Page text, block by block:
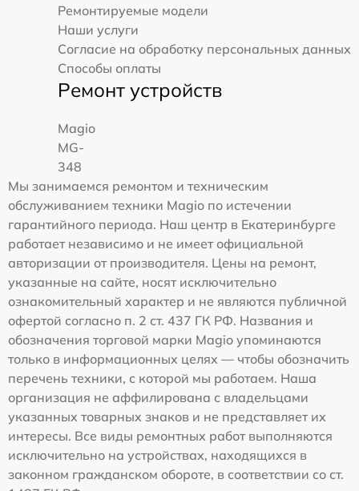
Ремонтируемые модели
Наши услуги
Согласие на обработку персональных данных
Способы оплаты
Ремонт устройств
Magio
MG-
348
Мы занимаемся ремонтом и техническим
обслуживанием техники Magio по истечении
гарантийного периода. Наш центр в Екатеринбурге
работает независимо и не имеет официальной
авторизации от производителя. Цены на ремонт,
указанные на сайте, носят исключительно
ознакомительный характер и не являются публичной
офертой согласно п. 2 ст. 437 ГК РФ. Названия и
обозначения торговой марки Magio упоминаются
только в информационных целях — чтобы обозначить
перечень техники, с которой мы работаем. Наша
организация не аффилирована с владельцами
указанных товарных знаков и не представляет их
интересы. Все виды ремонтных работ выполняются
исключительно на устройствах, находящихся в
законном гражданском обороте, в соответствии со ст.